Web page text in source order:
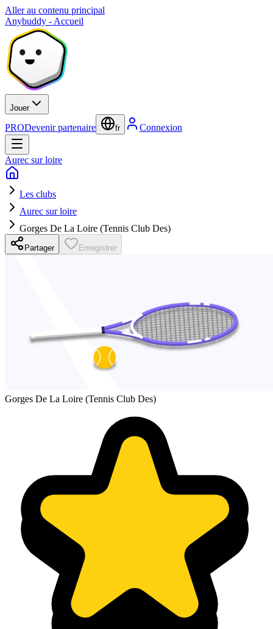
Aller au contenu principal
Anybuddy - Accueil
Jouer
PRODevenir partenaire fr Connexion
Aurec sur loire
Les clubs
Aurec sur loire
Gorges De La Loire (Tennis Club Des)
Partager Enregistrer
Gorges De La Loire (Tennis Club Des)